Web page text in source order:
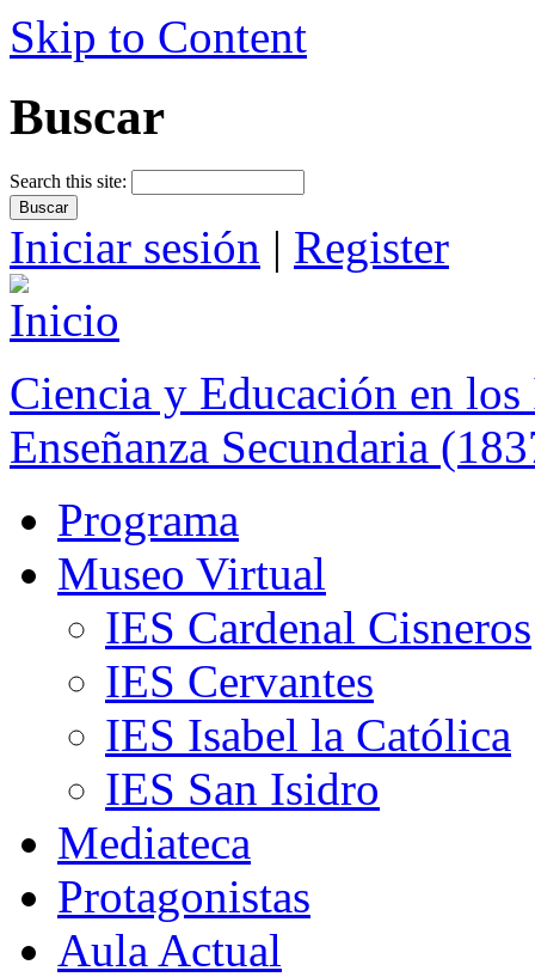
Skip to Content
Buscar
Search this site:
Iniciar sesión | Register
Ciencia y Educación en
Enseñanza Secundaria
Programa
Museo Virtual
IES Cardenal Cisneros
IES Cervantes
IES Isabel la Católica
IES San Isidro
Mediateca
Protagonistas
Aula Actual